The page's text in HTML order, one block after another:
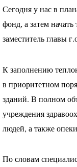
Сегодня у нас в
фонд, а затем
заместитель главы
К заполнению
в приоритетном
зданий. В полном
учреждения
людей, а также
По словам